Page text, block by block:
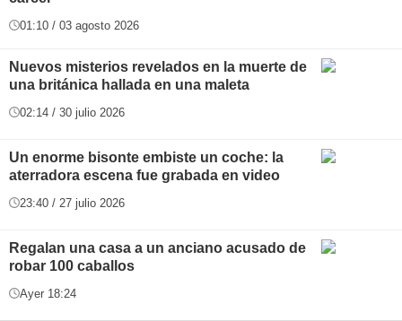
01:10 / 03 agosto 2026
Nuevos misterios revelados en la muerte de
una británica hallada en una maleta
02:14 / 30 julio 2026
Un enorme bisonte embiste un coche: la
aterradora escena fue grabada en video
23:40 / 27 julio 2026
Regalan una casa a un anciano acusado de
robar 100 caballos
Ayer 18:24